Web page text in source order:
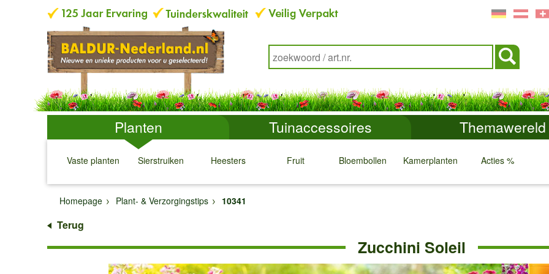
Planten Tuinaccessoires Themawereld
Vaste planten
↓
Sierstruiken
↓
Heesters
↓
Fruit
↓
Bloembollen
↓
Kamerplanten
↓
Acties %
↓ ↓
Homepage
Plant- & Verzorgingstips 10341
Terug
Zucchini Soleil